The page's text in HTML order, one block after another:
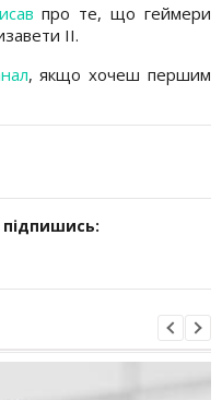
про те, що геймери
II.
, якщо хочеш першим
підпишись: